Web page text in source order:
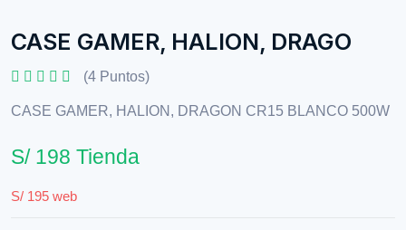
CASE GAMER, HALION, DRAGO
(4 Puntos)
CASE GAMER, HALION, DRAGON CR15 BLANCO 500W
S/ 198 Tienda
S/ 195 web